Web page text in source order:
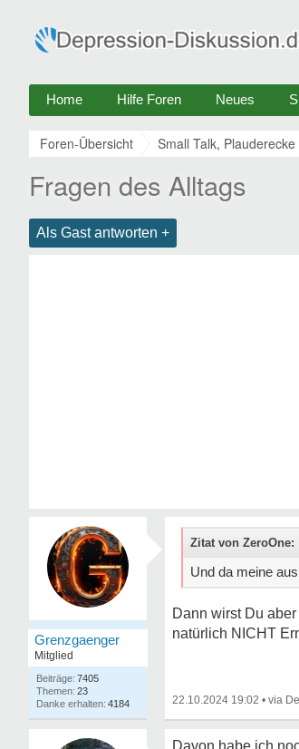
Home Hilfe Foren Neues
Foren-Übersicht Small Talk,
Fragen des Alltags
Als Gast antworten +
Grenzgaenger
Mitglied
7405
23
4184
Zitat von ZeroOne:
Und da meine
Dann wirst Du
natürlich NICHT
22.10.2024 19:02 •
Davon habe ich